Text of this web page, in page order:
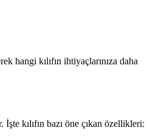
hangi kılıfın ihtiyaçlarınıza daha
kılıfın bazı öne çıkan özellikleri: